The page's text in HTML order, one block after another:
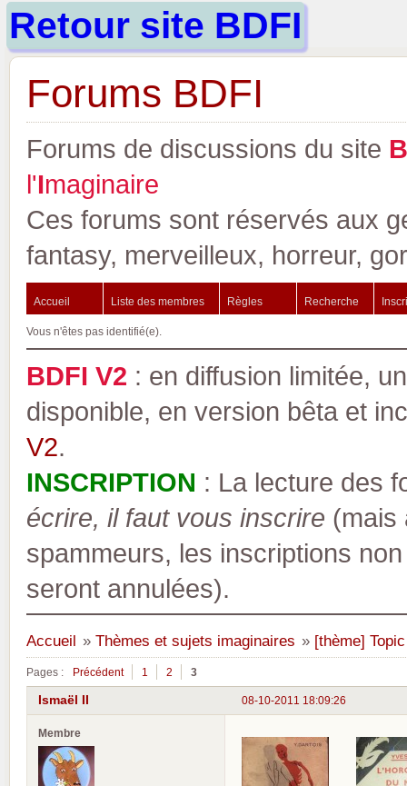
Retour site BDFI
Forums BDFI
Forums de discussions du site B
l'Imaginaire
Ces forums sont réservés aux
fantasy, merveilleux, horreur,
Accueil Liste des membres Règles Recherche
Vous n'êtes pas identifié(e).
BDFI V2 : en diffusion limitée,
disponible, en version bêta et
V2.
INSCRIPTION : La lecture des
écrire, il faut vous inscrire (mais
spammeurs, les inscriptions
seront annulées).
Accueil » Thèmes et sujets imaginaires » [thème]
Pages : Précédent 1 2 3
08-10-2011 18:09:26
Ismaël II
Membre